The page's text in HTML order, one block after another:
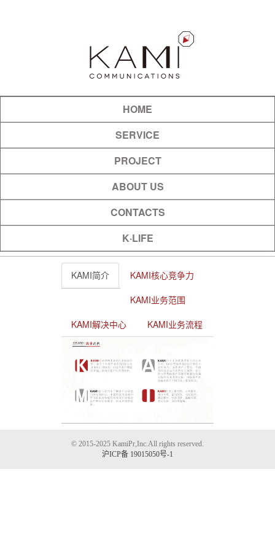
HOME
SERVICE
PROJECT
ABOUT US
CONTACTS
K·LIFE
KAMI简介
KAMI核心竞争力
KAMI业务范围
KAMI解决中心
KAMI业务流程
© 2015-2025 KamiPr,Inc.All rights reserved.
沪ICP备 19015050号-1